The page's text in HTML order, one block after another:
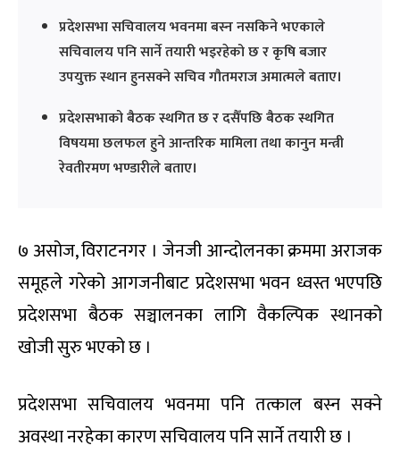
प्रदेशसभा सचिवालय भवनमा बस्न नसकिने भएकाले
सचिवालय पनि सार्ने तयारी भइरहेको छ र कृषि बजार
उपयुक्त स्थान हुनसक्ने सचिव गौतमराज अमात्मले बताए।
प्रदेशसभाको बैठक स्थगित छ र दसैँपछि बैठक स्थगित
विषयमा छलफल हुने आन्तरिक मामिला तथा कानुन मन्त्री
रेवतीरमण भण्डारीले बताए।
७ असोज, विराटनगर । जेनजी आन्दोलनका क्रममा अराजक
समूहले गरेको आगजनीबाट प्रदेशसभा भवन ध्वस्त भएपछि
प्रदेशसभा बैठक सञ्चालनका लागि वैकल्पिक स्थानको
खोजी सुरु भएको छ ।
प्रदेशसभा सचिवालय भवनमा पनि तत्काल बस्न सक्ने
अवस्था नरहेका कारण सचिवालय पनि सार्ने तयारी छ ।